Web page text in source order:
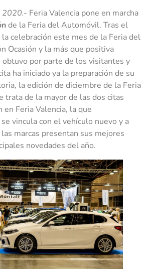
2020.- Feria Valencia pone en marcha
de la Feria del Automóvil. Tras el
celebración este mes de la Feria del
Ocasión y la más que positiva
obtuvo por parte de los visitantes y
ha iniciado ya la preparación de su
la edición de diciembre de la Feria
trata de la mayor de las dos citas
en Feria Valencia, la que
vincula con el vehículo nuevo y a
marcas presentan sus mejores
novedades del año.